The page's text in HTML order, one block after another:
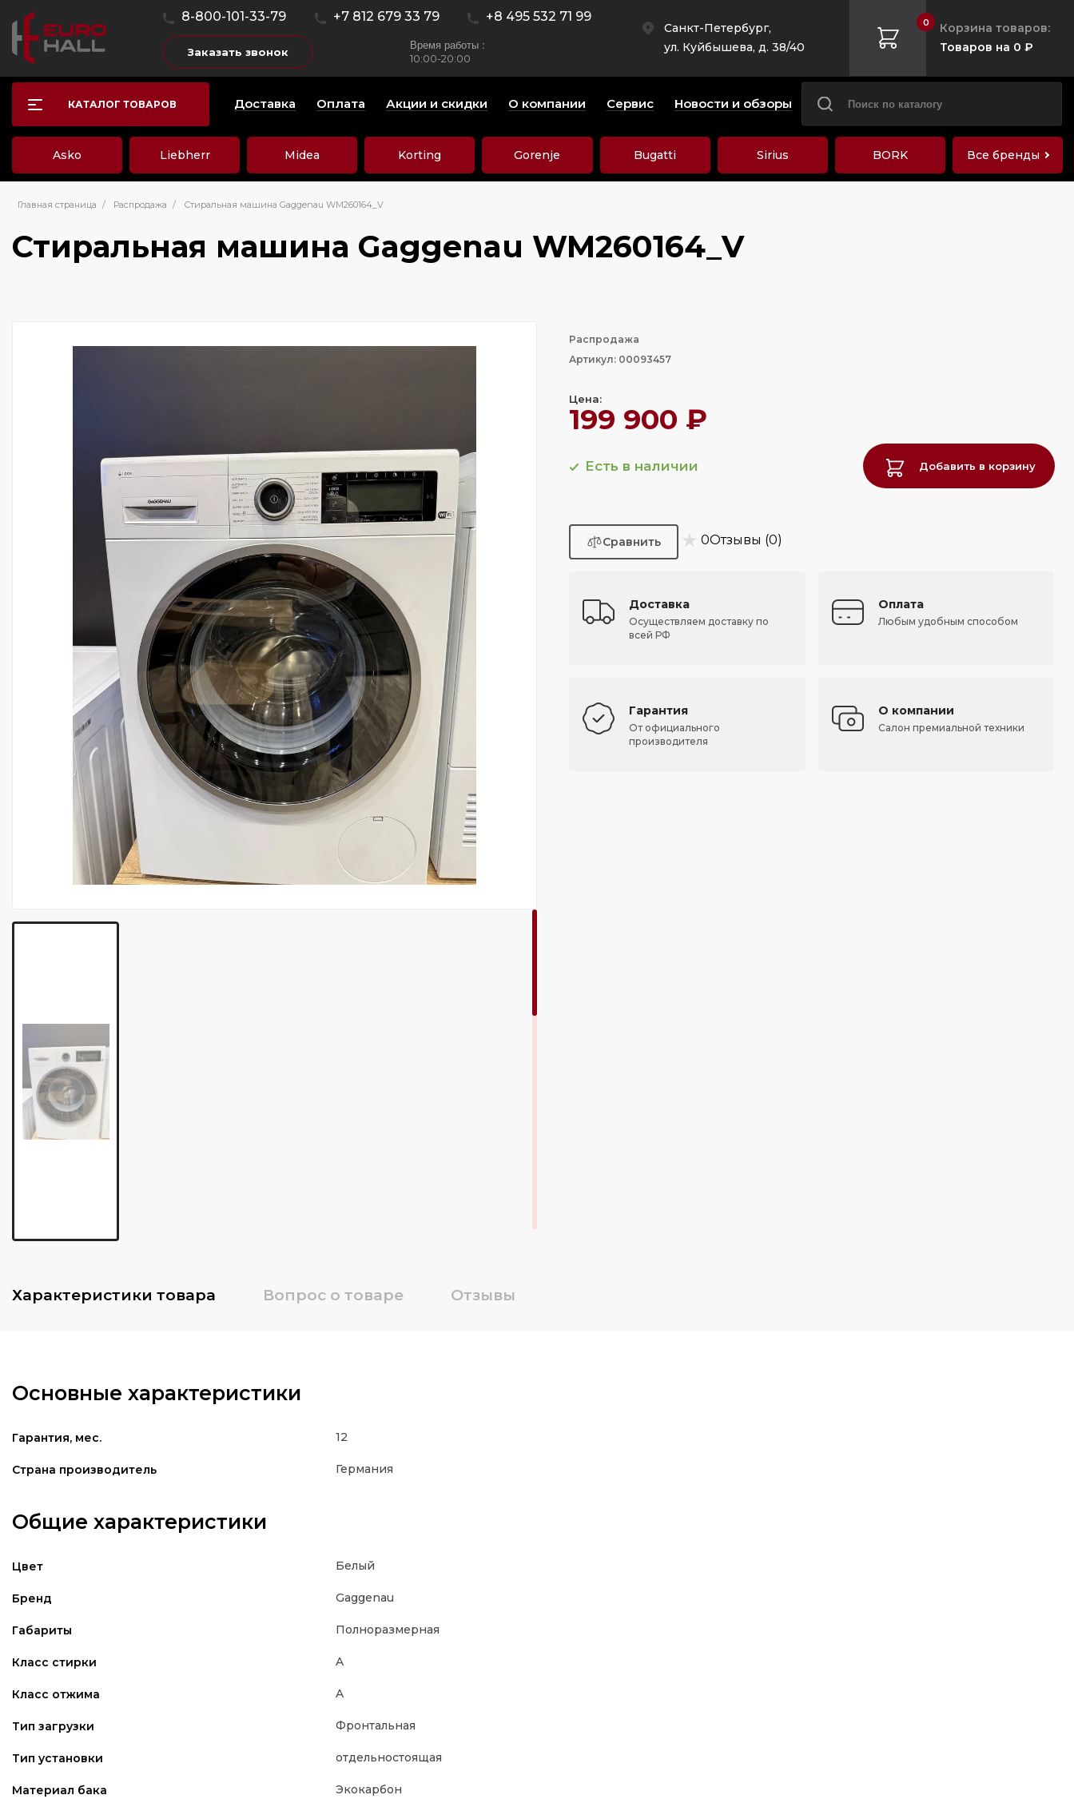
8-800-101-33-79 +7 812 679 33 79 +8 495 532 71 99
Заказать звонок Время работы :
10:00-20:00
Санкт-Петербург,
ул. Куйбышева, д. 38/40
0
Корзина товаров:
Товаров на 0 ₽
КАТАЛОГ ТОВАРОВ Доставка Оплата Акции и скидки О компании Сервис Новости и обзоры
Asko Liebherr Midea Korting Gorenje Bugatti Sirius BORK Все бренды
Главная страница / Распродажа / Стиральная машина Gaggenau WM260164_V
Стиральная машина Gaggenau WM260164_V
Распродажа
Артикул: 00093457
Цена:
199 900 ₽
Есть в наличии Добавить в корзину
★ 0Отзывы (0)
Доставка
Осуществляем доставку по
всей РФ
Оплата
Любым удобным способом
Гарантия
От официального
производителя
О компании
Салон премиальной техники
Характеристики товара Вопрос о товаре Отзывы
Основные характеристики
Гарантия, мес. 12
Страна производитель Германия
Общие характеристики
Цвет Белый
Бренд Gaggenau
Габариты Полноразмерная
Класс стирки A
Класс отжима A
Тип загрузки Фронтальная
Тип установки отдельностоящая
Материал бака Экокарбон